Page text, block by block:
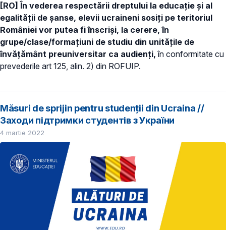
[RO] În vederea respectării dreptului la educație și al
egalității de șanse, elevii ucraineni sosiți pe teritoriul
României vor putea fi înscriși, la cerere, în
grupe/clase/formațiuni de studiu din unitățile de
învățământ preuniversitar ca audienți, în conformitate cu
prevederile art 125, alin. 2) din ROFUIP.
Măsuri de sprijin pentru studenții din Ucraina //
Заходи підтримки студентів з України
4 martie 2022